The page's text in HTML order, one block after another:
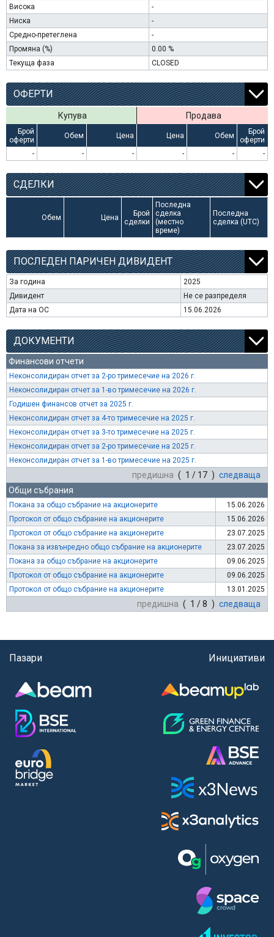
Висока
-
Ниска
-
Средно-претеглена
-
Промяна (%)
0.00 %
Текуща фаза
CLOSED
ОФЕРТИ
Купува Продава
Брой
оферти
Обем Цена Цена Обем
Брой
оферти
-
- - - - -
СДЕЛКИ
Обем Цена
Брой
сделки
Последна
сделка
(местно
време)
Последна
сделка (UTC)
ПОСЛЕДЕН ПАРИЧЕН ДИВИДЕНТ
За година
2025
Дивидент
Не се разпределя
Дата на ОС
15.06.2026
ДОКУМЕНТИ
Финансови отчети
Неконсолидиран отчет за 2-ро тримесечие на 2026 г.
Неконсолидиран отчет за 1-во тримесечие на 2026 г.
Годишен финансов отчет за 2025 г.
Неконсолидиран отчет за 4-то тримесечие на 2025 г.
Неконсолидиран отчет за 3-то тримесечие на 2025 г.
Неконсолидиран отчет за 2-ро тримесечие на 2025 г.
Неконсолидиран отчет за 1-во тримесечие на 2025 г.
предишна ( 1 / 17 ) следваща
Общи събрания
Покана за общо събрание на акционерите
15.06.2026
Протокол от общо събрание на акционерите
15.06.2026
Протокол от общо събрание на акционерите
23.07.2025
Покана за извънредно общо събрание на акционерите
23.07.2025
Покана за общо събрание на акционерите
09.06.2025
Протокол от общо събрание на акционерите
09.06.2025
Протокол от общо събрание на акционерите
13.01.2025
предишна ( 1 / 8 ) следваща
Пазари Инициативи